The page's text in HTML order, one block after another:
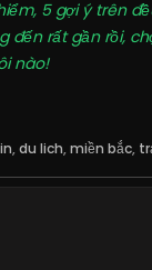
5 gợi ý trên
đến rất gần rồi,
nào!
, du lich, miền bắc,